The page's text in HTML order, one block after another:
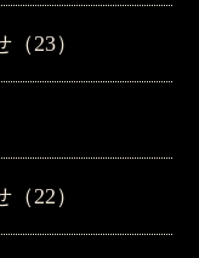
23）
22）